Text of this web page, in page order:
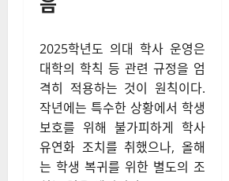
2025학년도 의대 학사 운영은
격히 적용하는 것이 원칙이다.
작년에는 특수한 상황에서 학생
보호를 위해 불가피하게 학사
유연화 조치를 취했으나, 올해
는 학생 복귀를 위한 별도의 조
치는 없을 예정이다.